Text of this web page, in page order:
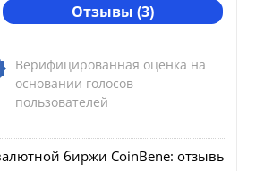
Отзывы (3)
Верифицированная оценка на
основании голосов
пользователей
биржи CoinBene: отзывы